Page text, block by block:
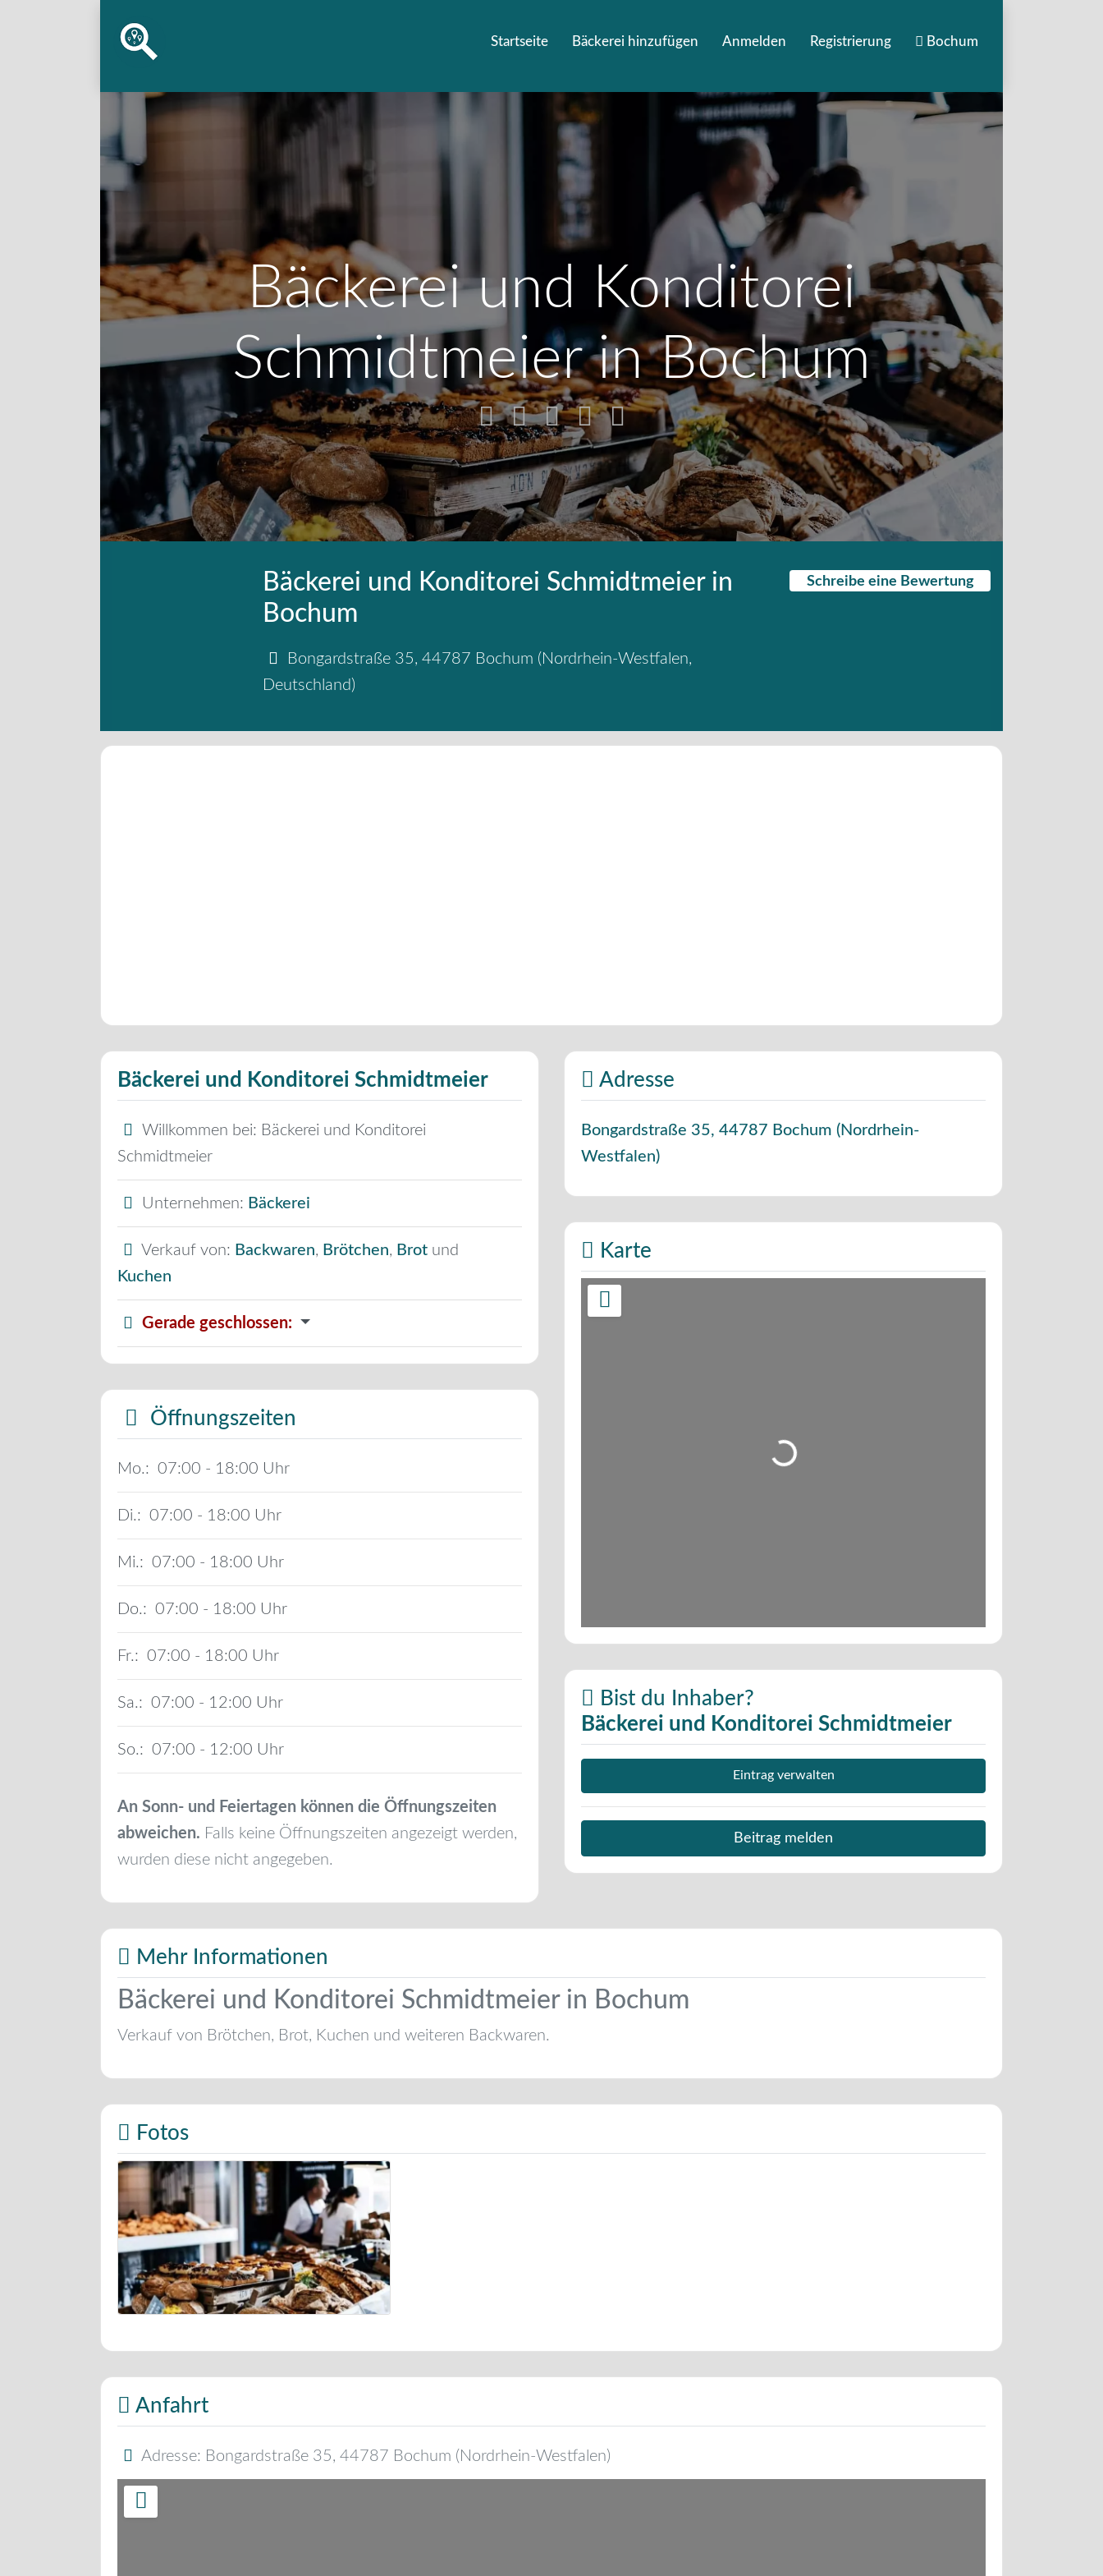
Startseite Bäckerei hinzufügen Anmelden Registrierung Bochum
Bäckerei und Konditorei
Schmidtmeier in Bochum
Bäckerei und Konditorei Schmidtmeier in
Bochum
Bongardstraße 35,44787 Bochum ( Nordrhein-Westfalen,
Deutschland)
Schreibe eine Bewertung
Bäckerei und Konditorei Schmidtmeier
Willkommen bei: Bäckerei und Konditorei
Schmidtmeier
Unternehmen: Bäckerei
Verkauf von: Backwaren, Brötchen, Brot und
Kuchen
Gerade geschlossen:
Öffnungszeiten
Mo.: 07:00 - 18:00
Di.: 07:00 - 18:00
Mi.: 07:00 - 18:00
Do.: 07:00 - 18:00
Fr.: 07:00 - 18:00
Sa.: 07:00 - 12:00
So.: 07:00 - 12:00
An Sonn- und Feiertagen können die Öffnungszeiten
abweichen. Falls keine Öffnungszeiten angezeigt werden,
wurden diese nicht angegeben.
Adresse
Bongardstraße 35, 44787 Bochum ( Nordrhein-
Westfalen)
Karte
Wird geladen …
Bist du Inhaber?
Bäckerei und Konditorei Schmidtmeier
Eintrag verwalten
Beitrag melden
Mehr Informationen
Bäckerei und Konditorei Schmidtmeier in Bochum
Verkauf von Brötchen, Brot, Kuchen und weiteren Backwaren.
Fotos
Bäckerei Musterbild
Anfahrt
Adresse: Bongardstraße 35, 44787 Bochum ( Nordrhein-Westfalen)